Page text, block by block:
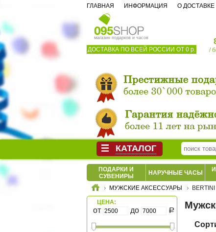
магазин подарков и часов
ДОСТАВКА ПО ВСЕЙ РОССИИ ОТ 0 р.
/
ГЛАВНАЯ ИНФОРМАЦИЯ О ДОСТАВКЕ
ПОДАРКИ И
СУВЕНИРЫ
НАРУЧНЫЕ ЧАСЫ
МУЖСКИЕ АКСЕССУАРЫ BERTINI
ЦЕНА:
от до Р
КАТАЛОГ